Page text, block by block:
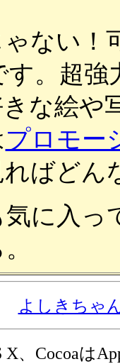
ない！
す。超
な絵や
プロモー
ばどん
に入っ
よしきちゃ
X、Cocoaは